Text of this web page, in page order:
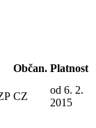
Občan. Platnost
CZ
od 6. 2.
2015